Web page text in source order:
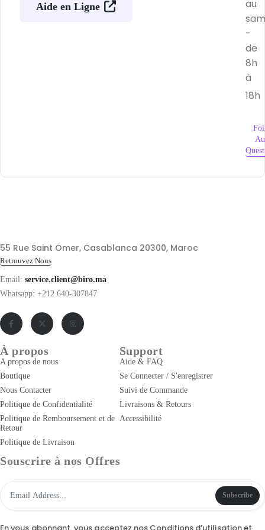
Aide en Ligne
au
-
de
8h
à
18h
55 Rue Saint Omer, Casablanca 20300, Maroc
Retrouvez Nous
Email: service.client@biro.ma
Whatsapp: +212 640-307847
À propos
A propos de nous
Boutique
Nous Contacter
Politique de Confidentialité
Politique de Remboursement et de
Retour
Politique de Livraison
Support
Aide & FAQ
Se Connecter / S'enregistrer
Suivi de Commande
Livraisons & Retours
Accessibilité
Souscrire à nos Offres
Subscribe
En vous abonnant, vous acceptez nos Conditions d’utilisationet